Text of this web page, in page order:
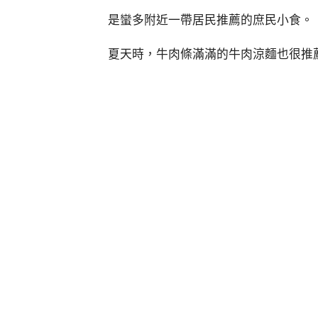
是蠻多附近一帶居民推薦的庶民小食。
夏天時，牛肉條滿滿的牛肉涼麵也很推